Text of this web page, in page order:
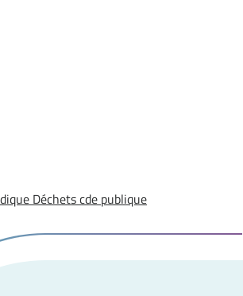
Déchets cde publique